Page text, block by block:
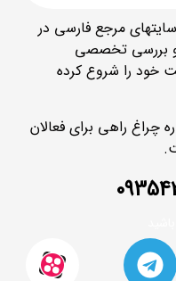
مرجع فارسی در
و بررسی تخصصی
از سال 2020 فعالیت خود را شروع کرده
چراغ راهی برای فعالان